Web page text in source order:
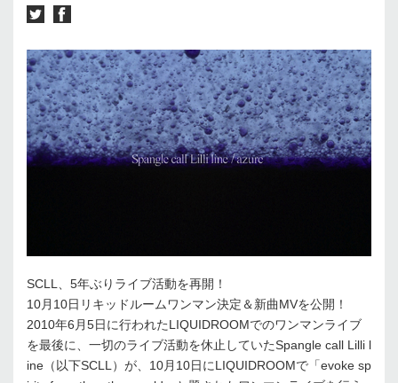
SCLL、5年ぶりライブ活動を再開！
10月10日リキッドルームワンマン決定＆新曲MVを公開！
2010年6月5日に行われたLIQUIDROOMでのワンマンライブ
を最後に、一切のライブ活動を休止していたSpangle call Lilli l
ine（以下SCLL）が、10月10日にLIQUIDROOMで「evoke sp